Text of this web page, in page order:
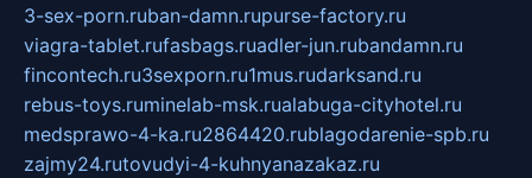
3-sex-porn.ruban-damn.rupurse-factory.ru
viagra-tablet.rufasbags.ruadler-jun.rubandamn.ru
fincontech.ru3sexporn.ru1mus.rudarksand.ru
rebus-toys.ruminelab-msk.rualabuga-cityhotel.ru
medsprawo-4-ka.ru2864420.rublagodarenie-spb.ru
zajmy24.rutovudyi-4-kuhnyanazakaz.ru